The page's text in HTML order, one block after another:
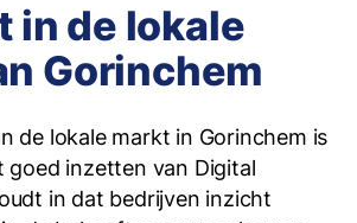
in de lokale
Gorinchem
de lokale markt in Gorinchem is
goed inzetten van Digital
in dat bedrijven inzicht